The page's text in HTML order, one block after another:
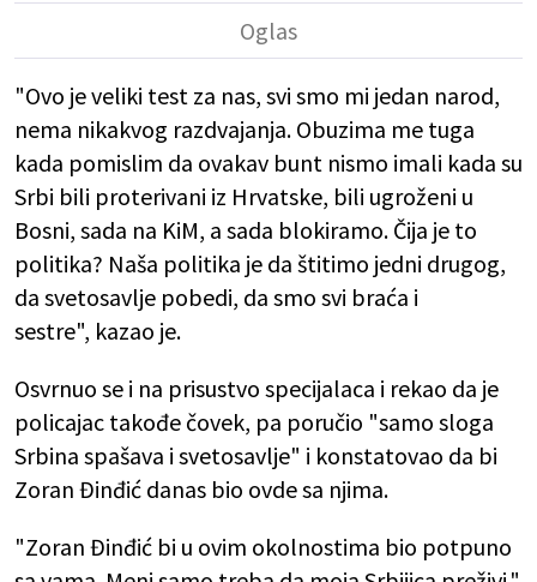
"Ovo je veliki test za nas, svi smo mi jedan narod,
nema nikakvog razdvajanja. Obuzima me tuga
kada pomislim da ovakav bunt nismo imali kada su
Srbi bili proterivani iz Hrvatske, bili ugroženi u
Bosni, sada na KiM, a sada blokiramo. Čija je to
politika? Naša politika je da štitimo jedni drugog,
da svetosavlje pobedi, da smo svi braća i
sestre", kazao je.
Osvrnuo se i na prisustvo specijalaca i rekao da je
policajac takođe čovek, pa poručio "samo sloga
Srbina spašava i svetosavlje" i konstatovao da bi
Zoran Đinđić danas bio ovde sa njima.
"Zoran Đinđić bi u ovim okolnostima bio potpuno